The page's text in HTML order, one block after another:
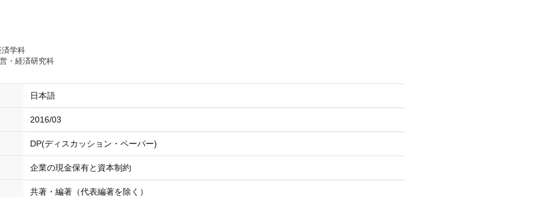
学科
・経済研究科
日本語
2016/03
DP(ディスカッション・ペーパー)
企業の現金保有と資本制約
共著・編著（代表編著を除く）